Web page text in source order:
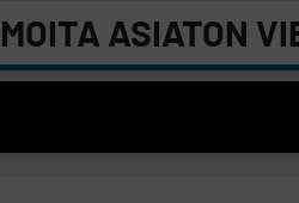
ASIATON